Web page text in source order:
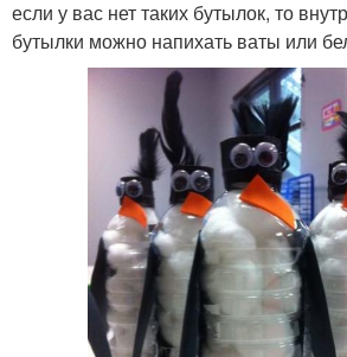
если у вас нет таких бутылок, то
бутылки можно напихать ваты или